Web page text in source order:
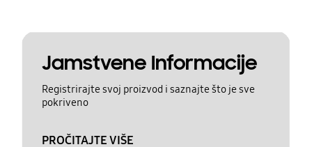
Jamstvene Informacije
Registrirajte svoj proizvod i saznajte što je sve
pokriveno
PROČITAJTE VIŠE